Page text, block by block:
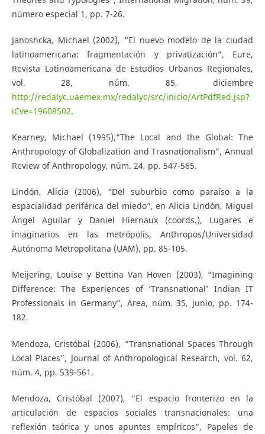
número especial 1, pp. 7-26.
Janoshcka, Michael (2002), “El nuevo modelo de la ciudad
latinoamericana: fragmentación y privatización”, Eure,
Revista Latinoamericana de Estudios Urbanos Regionales,
vol. 28, núm. 85, diciembre
http://redalyc.uaemex.mx/redalyc/src/inicio/ArtPdfRed.jsp?
iCve=19608502.
Kearney, Michael (1995),“The Local and the Global: The
Anthropology of Globalization and Trasnationalism”, Annual
Review of Anthropology, núm. 24, pp. 547-565.
Lindón, Alicia (2006), “Del suburbio como paraíso a la
espacialidad periférica del miedo”, en Alicia Lindón, Miguel
Ángel Aguilar y Daniel Hiernaux (coords.), Lugares e
imaginarios en las metrópolis, Anthropos/Universidad
Autónoma Metropolitana (UAM), pp. 85-105.
Meijering, Louise y Bettina Van Hoven (2003), “Imagining
Difference: The Experiences of ‘Transnational’ Indian IT
Professionals in Germany”, Area, núm. 35, junio, pp. 174-
182.
Mendoza, Cristóbal (2006), “Transnational Spaces Through
Local Places”, Journal of Anthropological Research, vol. 62,
núm. 4, pp. 539-561.
Mendoza, Cristóbal (2007), “El espacio fronterizo en la
articulación de espacios sociales transnacionales: una
reflexión teórica y unos apuntes empíricos”, Papeles de